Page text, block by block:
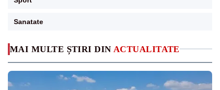
MAI MULTE ȘTIRI DIN ACTUALITATE
Sanatate